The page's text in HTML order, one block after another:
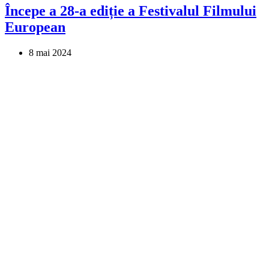
Începe a 28-a ediție a Festivalul Filmului
European
8 mai 2024